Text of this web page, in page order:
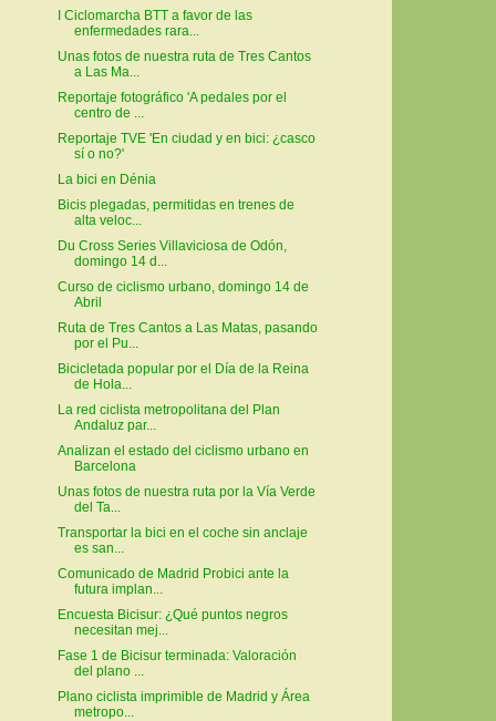
I Ciclomarcha BTT a favor de las
enfermedades rara...
Unas fotos de nuestra ruta de Tres Cantos
a Las Ma...
Reportaje fotográfico 'A pedales por el
centro de ...
Reportaje TVE 'En ciudad y en bici: ¿casco
sí o no?'
La bici en Dénia
Bicis plegadas, permitidas en trenes de
alta veloc...
Du Cross Series Villaviciosa de Odón,
domingo 14 d...
Curso de ciclismo urbano, domingo 14 de
Abril
Ruta de Tres Cantos a Las Matas, pasando
por el Pu...
Bicicletada popular por el Día de la Reina
de Hola...
La red ciclista metropolitana del Plan
Andaluz par...
Analizan el estado del ciclismo urbano en
Barcelona
Unas fotos de nuestra ruta por la Vía Verde
del Ta...
Transportar la bici en el coche sin anclaje
es san...
Comunicado de Madrid Probici ante la
futura implan...
Encuesta Bicisur: ¿Qué puntos negros
necesitan mej...
Fase 1 de Bicisur terminada: Valoración
del plano ...
Plano ciclista imprimible de Madrid y Área
metropo...